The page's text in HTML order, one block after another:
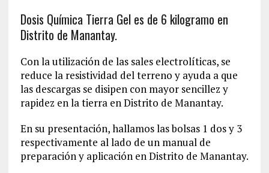
Dosis Química Tierra Gel es de 6 kilogramo en
Distrito de Manantay.
Con la utilización de las sales electrolíticas, se
reduce la resistividad del terreno y ayuda a que
las descargas se disipen con mayor sencillez y
rapidez en la tierra en Distrito de Manantay.
En su presentación, hallamos las bolsas 1 dos y 3
respectivamente al lado de un manual de
preparación y aplicación en Distrito de Manantay.